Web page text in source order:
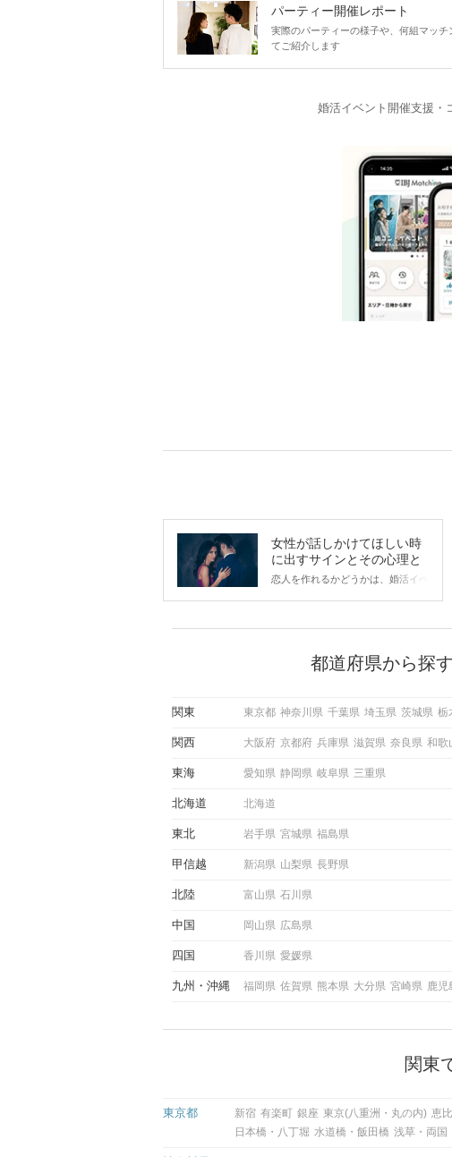
パーティー開催レポート
実際のパーティーの様子や、何組マッチ
てご紹介します
婚活イベント開催支援・
女性が話しかけてほしい時
に出すサインとその心理と
は？
恋人を作れるかどうかは、婚活イベ
から恋人作りを本格的に始めようと
している方は、女性が異性を求めて
この記事では、女性が話しかけて欲
しく解説した後、婚活イベントで実
ような行動に繋げるべきかをご紹介
都道府県から探す
関東 東京都 神奈川県 千葉県 埼玉県 茨城県 栃
関西 大阪府 京都府 兵庫県 滋賀県 奈良県 和歌
東海 愛知県 静岡県 岐阜県 三重県
北海道 北海道
東北 岩手県 宮城県 福島県
甲信越 新潟県 山梨県 長野県
北陸 富山県 石川県
中国 岡山県 広島県
四国 香川県 愛媛県
九州 沖縄 福岡県 佐賀県 熊本県 大分県 宮崎県 鹿児
関東
東京都 新宿 有楽町 銀座 東京(八重洲・丸の内) 恵
日本橋・八丁堀 水道橋・飯田橋 浅草・両国